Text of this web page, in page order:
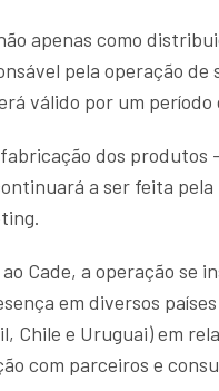
apenas como
pela operação de
válido por um período
dos
a ser feita
Cade, a operação se
em diversos
Chile e Uruguai) em
com parceiros e